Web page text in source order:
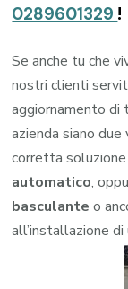
0289601329 !
Se anche tu che
nostri clienti
aggiornamento di
azienda siano
corretta
automatico,
basculante o
all’installazione di